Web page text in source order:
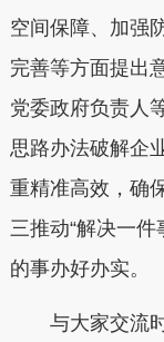
空间保障、加强
完善等方面提出
党委政府负责人
思路办法破解企
重精准高效，确
三推动“解决一件
的事办好办实。
与大家交流